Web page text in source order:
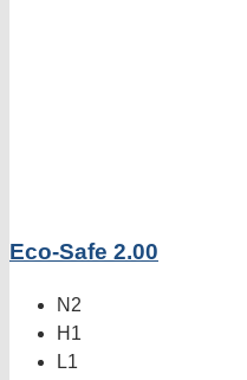
Eco-Safe 2.00
N2
H1
L1